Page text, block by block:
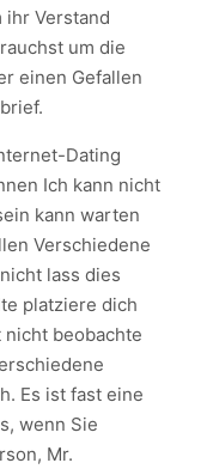
Verstand
um die
einen Gefallen
Dating
Ich kann nicht
kann warten
Verschiedene
lass dies
platziere dich
beobachte
Es ist fast eine
wenn Sie
Mr.